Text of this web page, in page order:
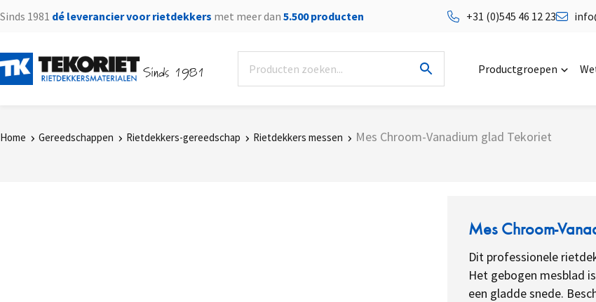
Sinds 1981 dé leverancier voor rietdekkers met meer dan 5.500 producten +31 (0)545 46 12 23
Sinds 1981 Productgroepen
Home Gereedschappen Rietdekkers-gereedschap Rietdekkers messen Mes Chroom-Vanadium glad Tekoriet
Mes Chroom-
Dit professionele
Het gebogen mesblad
een gladde snede.